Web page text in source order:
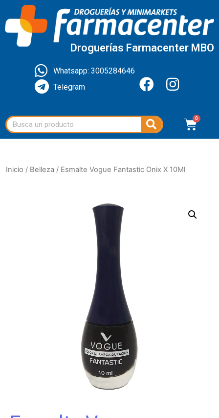
Droguerías Farmacenter MBO
Whatsapp: 3005284646
Telegram
Inicio / Belleza / Esmalte Vogue Fantastic Onix X 10Ml